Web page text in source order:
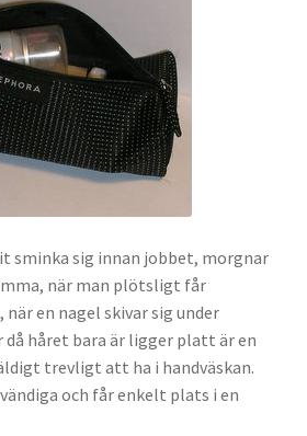
sminka sig innan jobbet, morgnar
när man plötsligt får
när en nagel skivar sig under
håret bara är ligger platt är en
trevligt att ha i handväskan.
och får enkelt plats i en